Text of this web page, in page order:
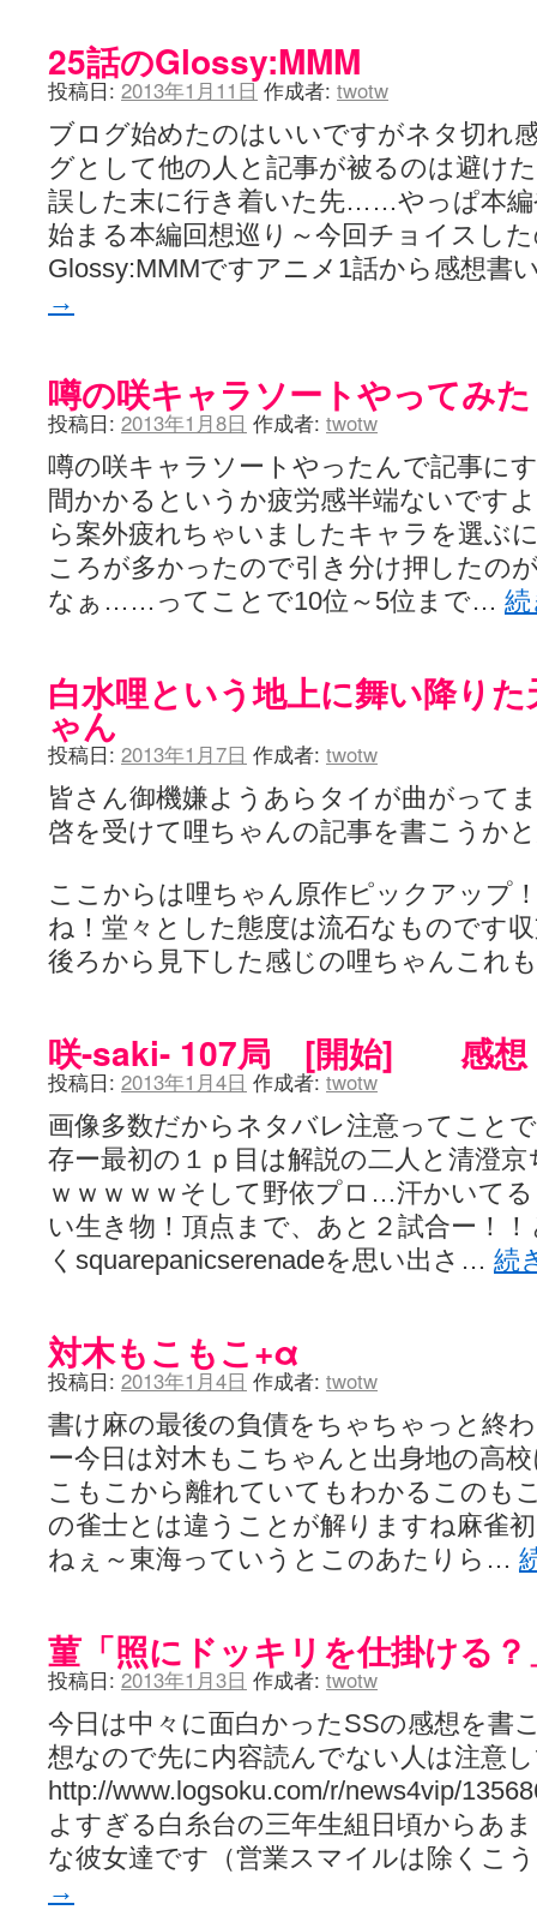
25話のGlossy:MMM
投稿日: 2013年1月11日 作成者: twotw
ブログ始めたのはいいですがネタ切れ
グとして他の人と記事が被るのは避け
誤した末に行き着いた先……やっぱ本編
始まる本編回想巡り～今回チョイスし
Glossy:MMMですアニメ1話から感想
→
噂の咲キャラソートやってみた
投稿日: 2013年1月8日 作成者: twotw
噂の咲キャラソートやったんで記事に
間かかるというか疲労感半端ないです
ら案外疲れちゃいましたキャラを選ぶ
ころが多かったので引き分け押したの
なぁ……ってことで10位～5位まで…
白水哩という地上に舞い降り
ゃん
投稿日: 2013年1月7日 作成者: twotw
皆さん御機嫌ようあらタイが曲がって
啓を受けて哩ちゃんの記事を書こうか
ここからは哩ちゃん原作ピックアップ
ね！堂々とした態度は流石なものです
後ろから見下した感じの哩ちゃんこれ
咲-saki- 107局 [開始] 感想
投稿日: 2013年1月4日 作成者: twotw
画像多数だからネタバレ注意ってこと
存ー最初の１ｐ目は解説の二人と清澄
ｗｗｗｗｗそして野依プロ…汗かいて
い生き物！頂点まで、あと２試合ー！
くsquarepanicserenadeを思い出さ… 続
対木もこもこ+α
投稿日: 2013年1月4日 作成者: twotw
書け麻の最後の負債をちゃちゃっと終
ー今日は対木もこちゃんと出身地の高
こもこから離れていてもわかるこのも
の雀士とは違うことが解りますね麻雀
ねぇ～東海っていうとこのあたりら…
菫「照にドッキリを仕掛ける
投稿日: 2013年1月3日 作成者: twotw
今日は中々に面白かったSSの感想を書
想なので先に内容読んでない人は注意
http://www.logsoku.com/r/news4vip/
よすぎる白糸台の三年生組日頃からあ
な彼女達です（営業スマイルは除くこ
→